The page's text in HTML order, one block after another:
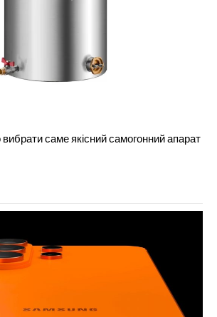
саме якісний самогонний апарат